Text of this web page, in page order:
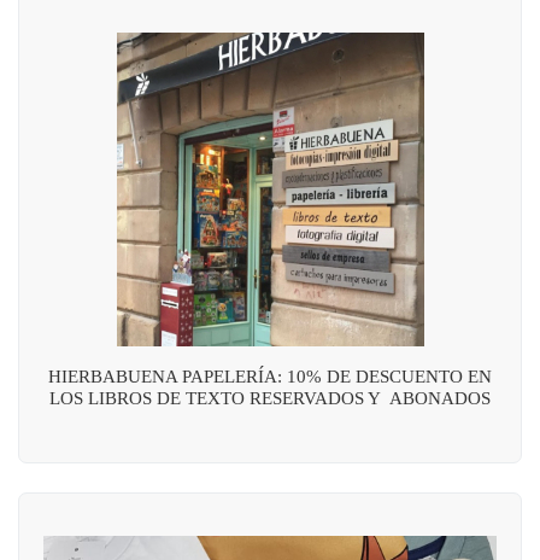
HIERBABUENA PAPELERÍA: 10% DE DESCUENTO EN
LOS LIBROS DE TEXTO RESERVADOS Y ABONADOS